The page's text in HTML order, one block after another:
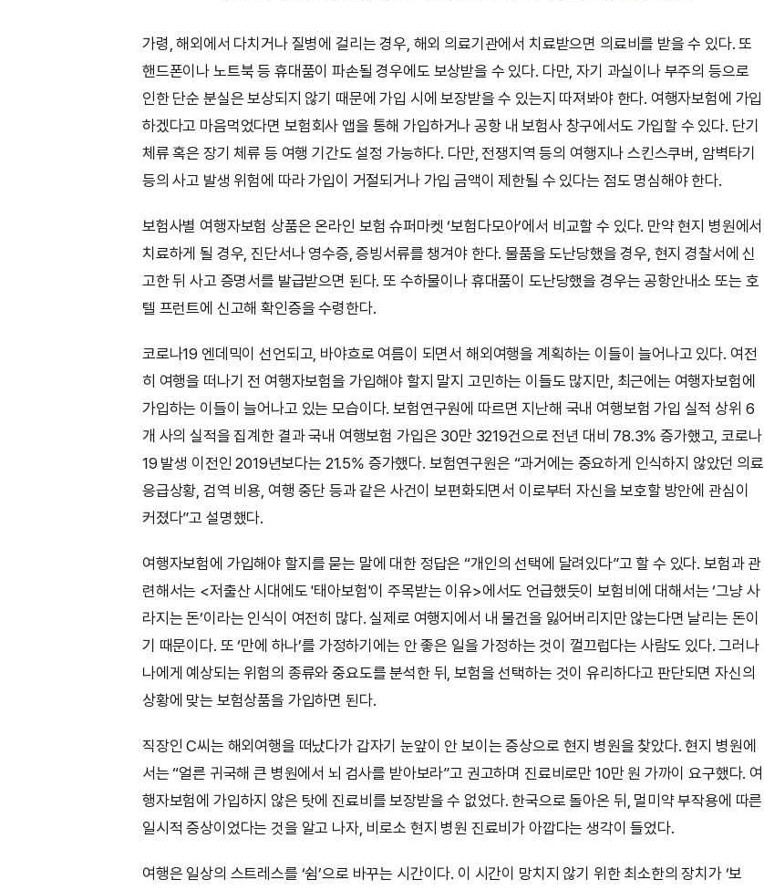
가령, 해외에서 다치거나 질병에 걸리는 경우, 해외 의료기관에서 치료받으면 의료비를 받을 수 있다. 또
핸드폰이나 노트북 등 휴대품이 파손될 경우에도 보상받을 수 있다. 다만, 자기 과실이나 부주의 등으로
인한 단순 분실은 보상되지 않기 때문에 가입 시에 보장받을 수 있는지 따져봐야 한다. 여행자보험에 가입
하겠다고 마음먹었다면 보험회사 앱을 통해 가입하거나 공항 내 보험사 창구에서도 가입할 수 있다. 단기
체류 혹은 장기 체류 등 여행 기간도 설정 가능하다. 다만, 전쟁지역 등의 여행지나 스킨스쿠버, 암벽타기
등의 사고 발생 위험에 따라 가입이 거절되거나 가입 금액이 제한될 수 있다는 점도 명심해야 한다.
보험사별 여행자보험 상품은 온라인 보험 슈퍼마켓 ‘보험다모아’에서 비교할 수 있다. 만약 현지 병원에서
치료하게 될 경우, 진단서나 영수증, 증빙서류를 챙겨야 한다. 물품을 도난당했을 경우, 현지 경찰서에 신
고한 뒤 사고 증명서를 발급받으면 된다. 또 수하물이나 휴대품이 도난당했을 경우는 공항안내소 또는 호
텔 프런트에 신고해 확인증을 수령한다.
코로나19 엔데믹이 선언되고, 바야흐로 여름이 되면서 해외여행을 계획하는 이들이 늘어나고 있다. 여전
히 여행을 떠나기 전 여행자보험을 가입해야 할지 말지 고민하는 이들도 많지만, 최근에는 여행자보험에
가입하는 이들이 늘어나고 있는 모습이다. 보험연구원에 따르면 지난해 국내 여행보험 가입 실적 상위 6
개 사의 실적을 집계한 결과 국내 여행보험 가입은 30만 3219건으로 전년 대비 78.3% 증가했고, 코로나
19 발생 이전인 2019년보다는 21.5% 증가했다. 보험연구원은 “과거에는 중요하게 인식하지 않았던 의료
응급상황, 검역 비용, 여행 중단 등과 같은 사건이 보편화되면서 이로부터 자신을 보호할 방안에 관심이
커졌다”고 설명했다.
여행자보험에 가입해야 할지를 묻는 말에 대한 정답은 “개인의 선택에 달려있다”고 할 수 있다. 보험과 관
련해서는 <저출산 시대에도 '태아보험'이 주목받는 이유>에서도 언급했듯이 보험비에 대해서는 ‘그냥 사
라지는 돈’이라는 인식이 여전히 많다. 실제로 여행지에서 내 물건을 잃어버리지만 않는다면 날리는 돈이
기 때문이다. 또 ‘만에 하나’를 가정하기에는 안 좋은 일을 가정하는 것이 껄끄럽다는 사람도 있다. 그러나
나에게 예상되는 위험의 종류와 중요도를 분석한 뒤, 보험을 선택하는 것이 유리하다고 판단되면 자신의
상황에 맞는 보험상품을 가입하면 된다.
직장인 C씨는 해외여행을 떠났다가 갑자기 눈앞이 안 보이는 증상으로 현지 병원을 찾았다. 현지 병원에
서는 “얼른 귀국해 큰 병원에서 뇌 검사를 받아보라”고 권고하며 진료비로만 10만 원 가까이 요구했다. 여
행자보험에 가입하지 않은 탓에 진료비를 보장받을 수 없었다. 한국으로 돌아온 뒤, 멀미약 부작용에 따른
일시적 증상이었다는 것을 알고 나자, 비로소 현지 병원 진료비가 아깝다는 생각이 들었다.
여행은 일상의 스트레스를 ‘쉼’으로 바꾸는 시간이다. 이 시간이 망치지 않기 위한 최소한의 장치가 ‘보